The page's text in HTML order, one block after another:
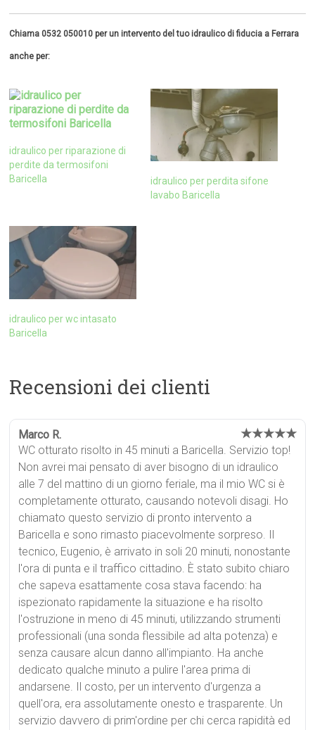
Chiama 0532 050010 per un intervento del tuo idraulico di fiducia a Ferrara
anche per:
idraulico per riparazione di
perdite da termosifoni
Baricella
idraulico per perdita sifone
lavabo Baricella
idraulico per wc intasato
Baricella
Recensioni dei clienti
Marco R. ★★★★★
WC otturato risolto in 45 minuti a Baricella. Servizio top!
Non avrei mai pensato di aver bisogno di un idraulico
alle 7 del mattino di un giorno feriale, ma il mio WC si è
completamente otturato, causando notevoli disagi. Ho
chiamato questo servizio di pronto intervento a
Baricella e sono rimasto piacevolmente sorpreso. Il
tecnico, Eugenio, è arrivato in soli 20 minuti, nonostante
l'ora di punta e il traffico cittadino. È stato subito chiaro
che sapeva esattamente cosa stava facendo: ha
ispezionato rapidamente la situazione e ha risolto
l'ostruzione in meno di 45 minuti, utilizzando strumenti
professionali (una sonda flessibile ad alta potenza) e
senza causare alcun danno all'impianto. Ha anche
dedicato qualche minuto a pulire l'area prima di
andarsene. Il costo, per un intervento d'urgenza a
quell'ora, era assolutamente onesto e trasparente. Un
servizio davvero di prim'ordine per chi cerca rapidità ed